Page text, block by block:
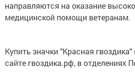
направляются на оказание
медицинской помощи ветеранам.
Купить значки "Красная
сайте гвоздика.рф, в отделениях